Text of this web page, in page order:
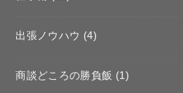
出張ノウハウ (4)
商談どころの勝負飯 (1)